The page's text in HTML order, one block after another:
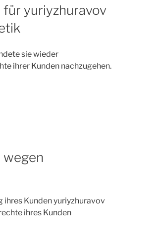
für yuriyzhuravov
sie wieder
ihrer Kunden nachzugehen.
wegen
ihres Kunden yuriyzhuravov
ihres Kunden